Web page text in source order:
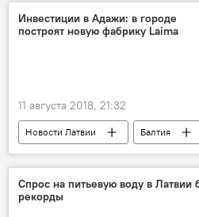
Инвестиции в Адажи: в городе
построят новую фабрику Laima
11 августа 2018, 21:32
Новости Латвии
Балтия
Скандинавия
Адажи
конфеты
вафли
Спрос на питьевую воду в Латвии
рекорды